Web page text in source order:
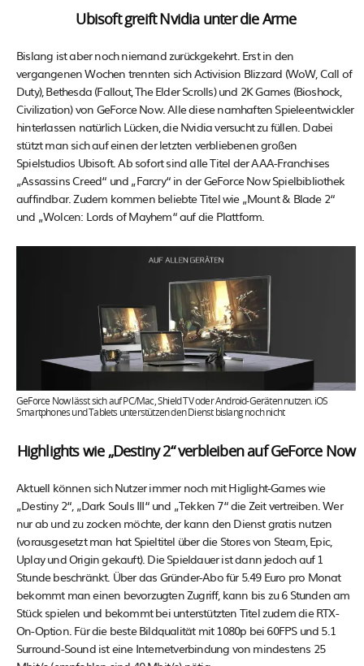
Ubisoft greift Nvidia unter die Arme
Bislang ist aber noch niemand zurückgekehrt. Erst in den
vergangenen Wochen trennten sich Activision Blizzard (WoW, Call of
Duty), Bethesda (Fallout, The Elder Scrolls) und 2K Games (Bioshock,
Civilization) von GeForce Now. Alle diese namhaften Spieleentwickler
hinterlassen natürlich Lücken, die Nvidia versucht zu füllen. Dabei
stützt man sich auf einen der letzten verbliebenen großen
Spielstudios Ubisoft. Ab sofort sind alle Titel der AAA-Franchises
„Assassins Creed“ und „Farcry“ in der GeForce Now Spielbibliothek
auffindbar. Zudem kommen beliebte Titel wie „Mount & Blade 2“
und „Wolcen: Lords of Mayhem“ auf die Plattform.
GeForce Now lässt sich auf PC/Mac, Shield TV oder Android-Geräten nutzen. iOS
Smartphones und Tablets unterstützen den Dienst bislang noch nicht
Highlights wie „Destiny 2“ verbleiben auf GeForce Now
Aktuell können sich Nutzer immer noch mit Higlight-Games wie
„Destiny 2“, „Dark Souls III“ und „Tekken 7“ die Zeit vertreiben. Wer
nur ab und zu zocken möchte, der kann den Dienst gratis nutzen
(vorausgesetzt man hat Spieltitel über die Stores von Steam, Epic,
Uplay und Origin gekauft). Die Spieldauer ist dann jedoch auf 1
Stunde beschränkt. Über das Gründer-Abo für 5.49 Euro pro Monat
bekommt man einen bevorzugten Zugriff, kann bis zu 6 Stunden am
Stück spielen und bekommt bei unterstützten Titel zudem die RTX-
On-Option. Für die beste Bildqualität mit 1080p bei 60FPS und 5.1
Surround-Sound ist eine Internetverbindung von mindestens 25